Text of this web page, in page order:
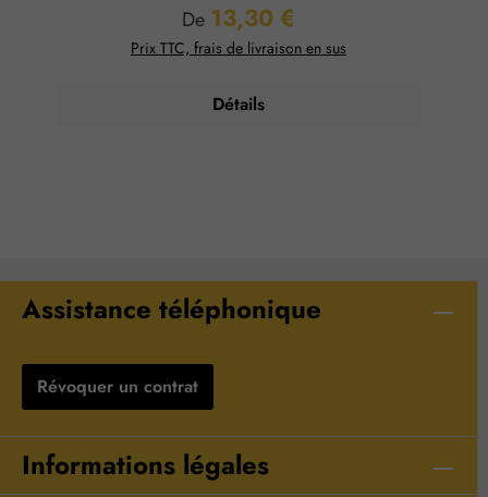
Prix régulier :
De 13,30 €
Prix TTC, frais de livraison en sus
Détails
Assistance téléphonique
Révoquer un contrat
Informations légales